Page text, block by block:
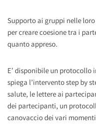
Supporto ai gruppi nelle
per creare coesione tra i
quanto appreso.
E’ disponibile un protocollo
spiega l’intervento step by
salute, le lettere ai
dei partecipanti, un
canovaccio dei vari